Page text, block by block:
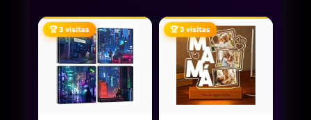
🏆 3 visitas 🏆 3 visitas